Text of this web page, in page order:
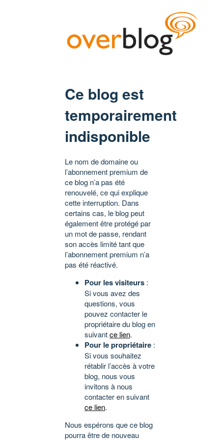
Ce blog est
temporairement
indisponible
Le nom de domaine ou
l’abonnement premium de
ce blog n’a pas été
renouvelé, ce qui explique
cette interruption. Dans
certains cas, le blog peut
également être protégé par
un mot de passe, rendant
son accès limité tant que
l’abonnement premium n’a
pas été réactivé.
Pour les visiteurs :
Si vous avez des
questions, vous
pouvez contacter le
propriétaire du blog en
suivantce lien.
Pour le propriétaire :
Si vous souhaitez
rétablir l’accès à votre
blog, nous vous
invitons à nous
contacter en suivant
ce lien.
Nous espérons que ce blog
pourra être de nouveau